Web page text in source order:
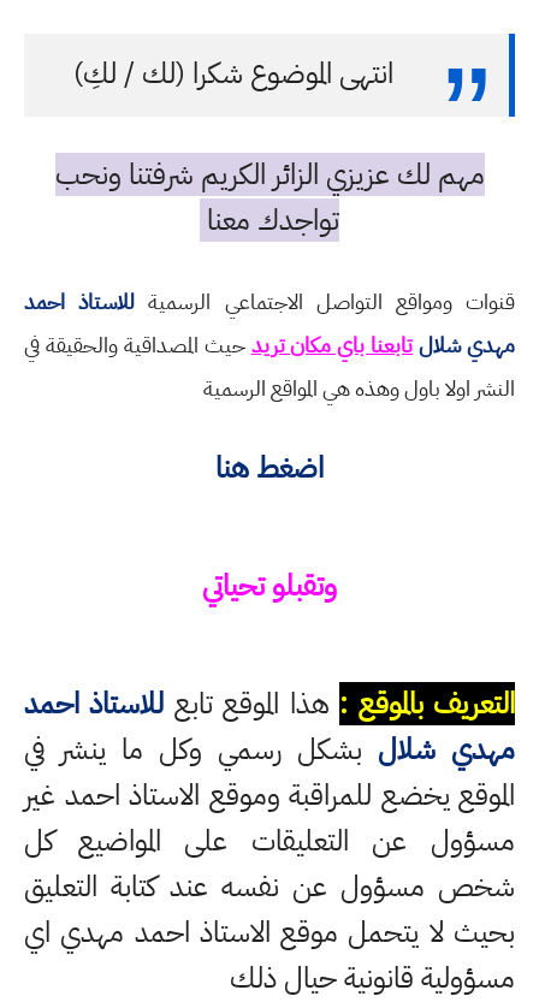
انتهى الموضوع شكرا (لك / لكِ)
مهم لك عزيزي الزائر الكريم شرفتنا ونحب
تواجدك معنا
قنوات ومواقع التواصل الاجتماعي الرسمية للاستاذ احمد
مهدي شلالتابعنا باي مكان تريدحيث المصداقية والحقيقة في
النشر اولا باول وهذه هي المواقع الرسمية
اضغط هنا
وتقبلو تحياتي
التعريف بالموقع : هذا الموقع تابع للاستاذ احمد
مهدي شلال بشكل رسمي وكل ما ينشر في
الموقع يخضع للمراقبة وموقع الاستاذ احمد غير
مسؤول عن التعليقات على المواضيع كل
شخص مسؤول عن نفسه عند كتابة التعليق
بحيث لا يتحمل موقع الاستاذ احمد مهدي اي
مسؤولية قانونية حيال ذلك